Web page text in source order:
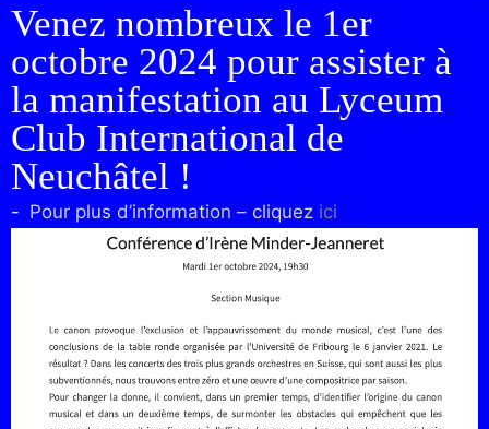
Venez nombreux le 1er
octobre 2024 pour assister à
la manifestation au Lyceum
Club International de
Neuchâtel !
​Pour plus d’information – cliquez ici